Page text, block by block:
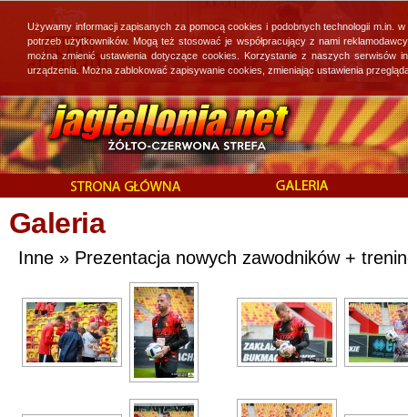
Galeria
Inne » Prezentacja nowych zawodników +
Używamy informacji zapisanych za pomocą cookies i podobnych technologii
potrzeb użytkowników. Mogą też stosować je współpracujący z nami
można zmienić ustawienia dotyczące cookies. Korzystanie z naszych
urządzenia. Można zablokować zapisywanie cookies, zmieniając ustawienia